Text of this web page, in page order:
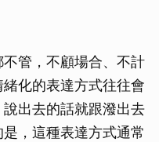
管，不顧場合、不計
化的表達方式往往會
出去的話就跟潑出去
，這種表達方式通常